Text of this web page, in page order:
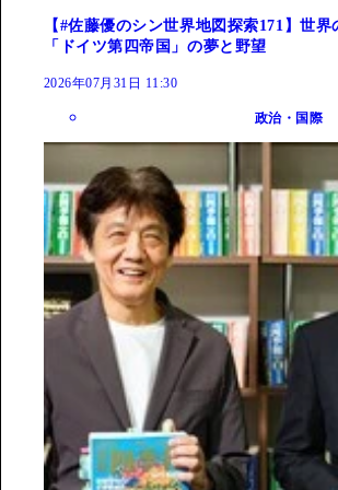
【#佐藤優のシン世界地図探索171】世
「ドイツ第四帝国」の夢と野望
2026年07月31日 11:30
政治・国際